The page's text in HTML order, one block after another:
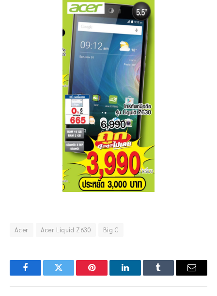
Acer Acer Liquid Z630 Big C
FacebookTwitter Pinterest LinkedInTumblr Email